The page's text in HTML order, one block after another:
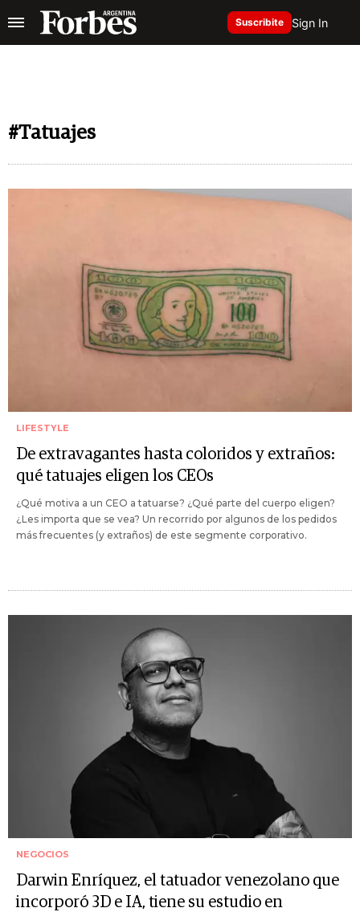
Suscribite Sign In
#Tatuajes
LIFESTYLE
De extravagantes hasta coloridos y extraños:
qué tatuajes eligen los CEOs
¿Qué motiva a un CEO a tatuarse? ¿Qué parte del cuerpo eligen?
¿Les importa que se vea? Un recorrido por algunos de los pedidos
más frecuentes (y extraños) de este segmente corporativo.
NEGOCIOS
Darwin Enríquez, el tatuador venezolano que
incorporó 3D e IA, tiene su estudio en